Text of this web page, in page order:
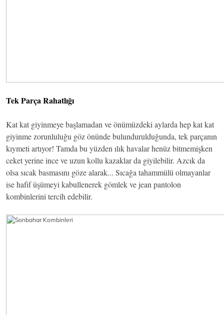
Tek Parça Rahatlığı
Kat kat giyinmeye başlamadan ve önümüzdeki aylarda hep kat kat
giyinme zorunluluğu göz önünde bulundurulduğunda, tek parçanın
kıymeti artıyor! Tamda bu yüzden ılık havalar henüz bitmemişken
ceket yerine ince ve uzun kollu kazaklar da giyilebilir. Azcık da
olsa sıcak basmasını göze alarak... Sıcağa tahammülü olmayanlar
ise hafif üşümeyi kabullenerek gömlek ve jean pantolon
kombinlerini tercih edebilir.